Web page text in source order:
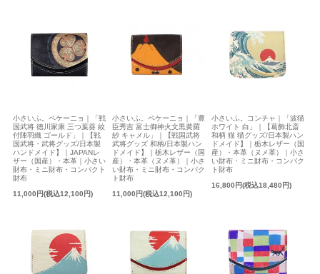
小さいふ。ペケーニョ｜「戦
国武将 徳川家康 三つ葉葵 紋
付陣羽織 ゴールド」｜【戦
国武将・武将グッズ/日本製
ハンドメイド】｜JAPANレ
ザー（国産）・本革｜小さい
財布・ミニ財布・コンパクト
財布
11,000円(税込12,100円)
小さいふ。ペケーニョ｜「豊
臣秀吉 富士御神火文黒黄羅
紗 キャメル」｜【戦国武将
武将グッズ 和柄/日本製ハン
ドメイド】｜栃木レザー（国
産）・本革（ヌメ革）｜小さ
い財布・ミニ財布・コンパク
ト財布
11,000円(税込12,100円)
小さいふ。コンチャ｜「波猫
ホワイト 白」｜【葛飾北斎
和柄 猫 猫グッズ/日本製ハン
ドメイド】｜栃木レザー（国
産）・本革（ヌメ革）｜小さ
い財布・ミニ財布・コンパク
ト財布
16,800円(税込18,480円)